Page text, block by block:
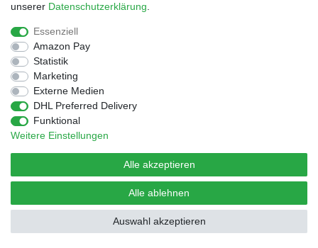
unserer Daten­schutz­erklärung
Essenziell
Amazon Pay
Statistik
Marketing
Externe Medien
DHL Preferred Delivery
Funktional
Weitere Einstellungen
Alle akzeptieren
Alle ablehnen
Auswahl akzeptieren